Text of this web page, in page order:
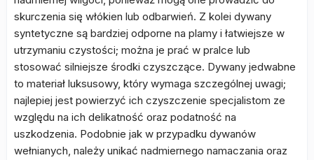
skurczenia się włókien lub odbarwień. Z kolei dywany
syntetyczne są bardziej odporne na plamy i łatwiejsze w
utrzymaniu czystości; można je prać w pralce lub
stosować silniejsze środki czyszczące. Dywany jedwabne
to materiał luksusowy, który wymaga szczególnej uwagi;
najlepiej jest powierzyć ich czyszczenie specjalistom ze
względu na ich delikatność oraz podatność na
uszkodzenia. Podobnie jak w przypadku dywanów
wełnianych, należy unikać nadmiernego namaczania oraz